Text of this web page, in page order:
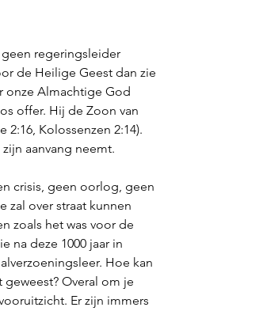
regeringsleider
de Heilige Geest dan zie
onze Almachtige God
offer. Hij de Zoon van
Kolossenzen 2:14).
aanvang neemt.
crisis, geen oorlog, geen
zal over straat kunnen
zoals het was voor de
na deze 1000 jaar in
Hoe kan
Overal om je
Er zijn immers